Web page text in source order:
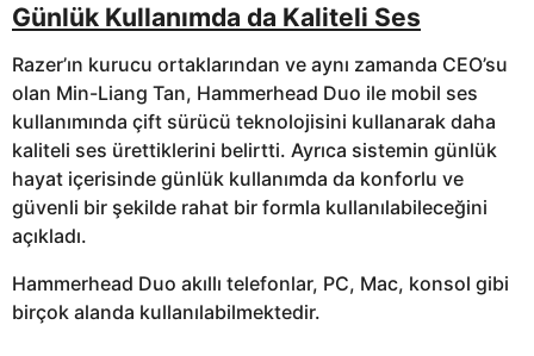
Günlük Kullanımda da Kaliteli Ses
Razer’ın kurucu ortaklarından ve aynı zamanda CEO’su
olan Min-Liang Tan, Hammerhead Duo ile mobil ses
kullanımında çift sürücü teknolojisini kullanarak daha
kaliteli ses ürettiklerini belirtti. Ayrıca sistemin günlük
hayat içerisinde günlük kullanımda da konforlu ve
güvenli bir şekilde rahat bir formla kullanılabileceğini
açıkladı.
Hammerhead Duo akıllı telefonlar, PC, Mac, konsol gibi
birçok alanda kullanılabilmektedir.